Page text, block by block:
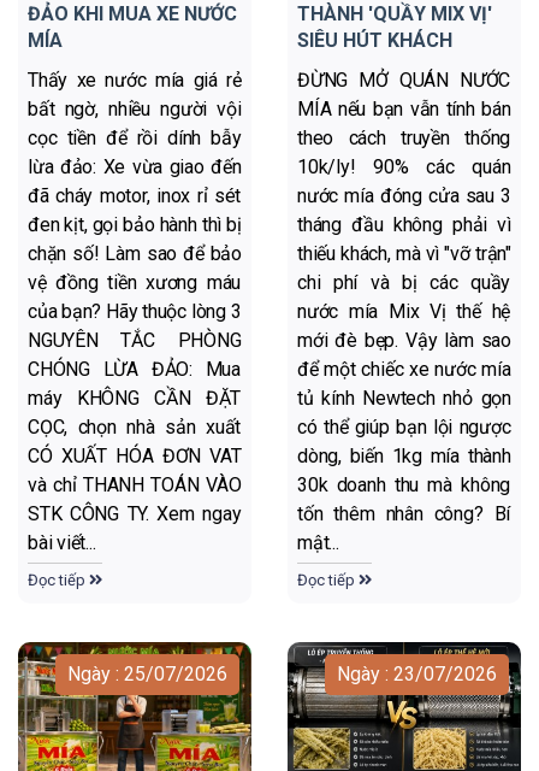
ĐẢO KHI MUA XE NƯỚC
MÍA
Thấy xe nước mía giá rẻ
bất ngờ, nhiều người vội
cọc tiền để rồi dính bẫy
lừa đảo: Xe vừa giao đến
đã cháy motor, inox rỉ sét
đen kịt, gọi bảo hành thì bị
chặn số! Làm sao để bảo
vệ đồng tiền xương máu
của bạn? Hãy thuộc lòng 3
NGUYÊN TẮC PHÒNG
CHÓNG LỪA ĐẢO: Mua
máy KHÔNG CẦN ĐẶT
CỌC, chọn nhà sản xuất
CÓ XUẤT HÓA ĐƠN VAT
và chỉ THANH TOÁN VÀO
STK CÔNG TY. Xem ngay
bài viết...
Đọc tiếp
THÀNH 'QUẦY MIX VỊ'
SIÊU HÚT KHÁCH
ĐỪNG MỞ QUÁN NƯỚC
MÍA nếu bạn vẫn tính bán
theo cách truyền thống
10k/ly! 90% các quán
nước mía đóng cửa sau 3
tháng đầu không phải vì
thiếu khách, mà vì "vỡ trận"
chi phí và bị các quầy
nước mía Mix Vị thế hệ
mới đè bẹp. Vậy làm sao
để một chiếc xe nước mía
tủ kính Newtech nhỏ gọn
có thể giúp bạn lội ngược
dòng, biến 1kg mía thành
30k doanh thu mà không
tốn thêm nhân công? Bí
mật...
Đọc tiếp
Ngày : 25/07/2026 Ngày : 23/07/2026